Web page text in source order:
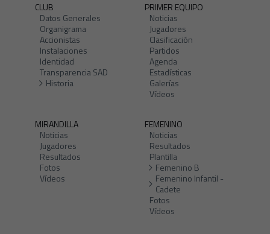
CLUB
Datos Generales
Organigrama
Accionistas
Instalaciones
Identidad
Transparencia SAD
Historia
PRIMER EQUIPO
Noticias
Jugadores
Clasificación
Partidos
Agenda
Estadísticas
Galerías
Vídeos
MIRANDILLA
Noticias
Jugadores
Resultados
Fotos
Vídeos
FEMENINO
Noticias
Resultados
Plantilla
Femenino B
Femenino Infantil -
Cadete
Fotos
Vídeos